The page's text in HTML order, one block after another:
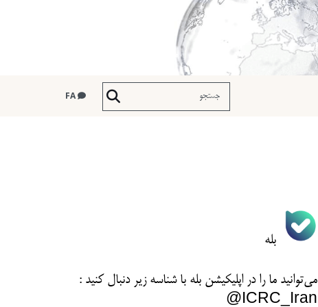
بله
می‌توانید ما را در اپلیکیشن بله با شناسه زیردنبال کنید :
ICRC_Iran@